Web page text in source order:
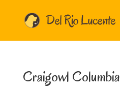
Craigowl Columbia